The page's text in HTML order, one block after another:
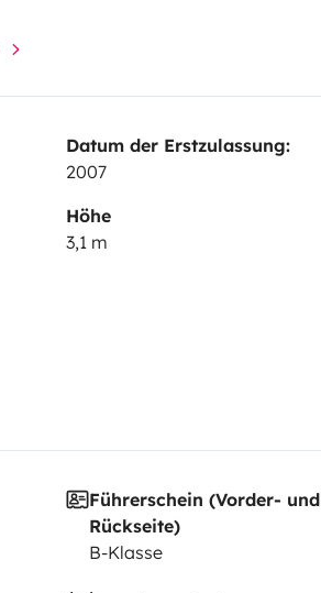
Datum der Erstzulassung:
2007
Höhe
3,1 m
Führerschein (Vorder- und
Rückseite)
B-Klasse